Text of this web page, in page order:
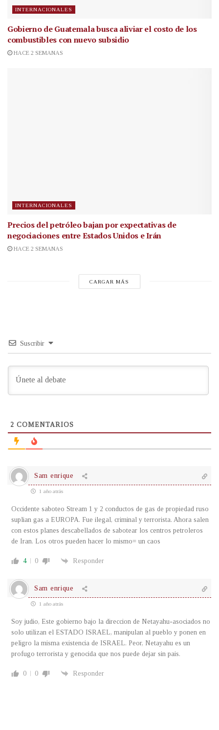
INTERNACIONALES
Gobierno de Guatemala busca aliviar el costo de los
combustibles con nuevo subsidio
HACE 2 SEMANAS
INTERNACIONALES
Precios del petróleo bajan por expectativas de
negociaciones entre Estados Unidos e Irán
HACE 2 SEMANAS
CARGAR MÁS
Suscribir
2 COMENTARIOS
Sam enrique
1 año atrás
Occidente saboteo Stream 1 y 2 conductos de gas de propiedad ruso
suplian gas a EUROPA. Fue ilegal, criminal y terrorista. Ahora salen
con estos planes descabellados de sabotear los centros petroleros
de Iran. Los otros pueden hacer lo mismo= un caos
4 0 Responder
Sam enrique
1 año atrás
Soy judio, Este gobierno bajo la direccion de Netayahu-asociados no
solo utilizan el ESTADO ISRAEL, manipulan al pueblo y ponen en
peligro la misma existencia de ISRAEL. Peor, Netayahu es un
profugo terrorista y genocida que nos puede dejar sin pais.
0 0 Responder